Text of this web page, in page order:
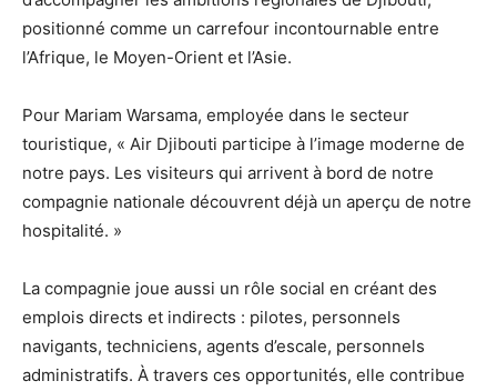
positionné comme un carrefour incontournable entre
l’Afrique, le Moyen-Orient et l’Asie.
Pour Mariam Warsama, employée dans le secteur
touristique, « Air Djibouti participe à l’image moderne de
notre pays. Les visiteurs qui arrivent à bord de notre
compagnie nationale découvrent déjà un aperçu de notre
hospitalité. »
La compagnie joue aussi un rôle social en créant des
emplois directs et indirects : pilotes, personnels
navigants, techniciens, agents d’escale, personnels
administratifs. À travers ces opportunités, elle contribue